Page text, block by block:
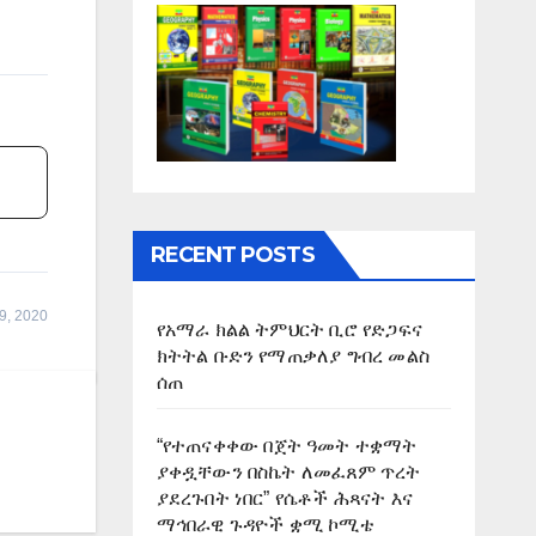
2020
RECENT POSTS
የአማራ ክልል ትምህርት ቢሮ የድጋፍና
ክትትል ቡድን የማጠቃለያ ግብረ መልስ
ሰጠ
“የተጠናቀቀው በጀት ዓመት ተቋማት
ያቀዷቸውን በስኬት ለመፈጸም ጥረት
ያደረጉበት ነበር” የሴቶች ሕጻናት እና
ማኅበራዊ ጉዳዮች ቋሚ ኮሚቴ